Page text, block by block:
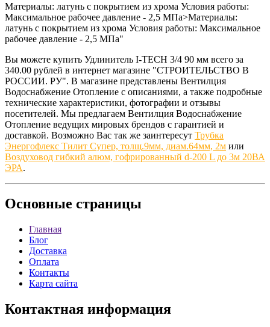
Материалы: латунь c покрытием из хрома Условия работы:
Максимальное рабочее давление - 2,5 МПа>Материалы:
латунь c покрытием из хрома Условия работы: Максимальное
рабочее давление - 2,5 МПа"
Вы можете купить Удлинитель I-TECH 3/4 90 мм всего за
340.00 рублей в интернет магазине "СТРОИТЕЛЬСТВО В
РОССИИ. РУ". В магазине представлены Вентилция
Водоснабжение Отопление с описаниями, а также подробные
технические характеристики, фотографии и отзывы
посетителей. Мы предлагаем Вентилция Водоснабжение
Отопление ведущих мировых брендов с гарантией и
доставкой. Возможно Вас так же заинтересут Трубка
Энергофлекс Тилит Супер, толщ.9мм, диам.64мм, 2м или
Воздуховод гибкий алюм, гофрированный d-200 L до 3м 20ВА
ЭРА.
Основные страницы
Главная
Блог
Доставка
Оплата
Контакты
Карта сайта
Контактная информация